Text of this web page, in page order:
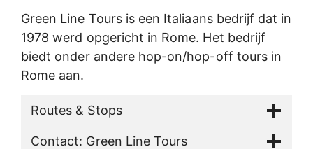
Green Line Tours is een Italiaans bedrijf dat in
1978 werd opgericht in Rome. Het bedrijf
biedt onder andere hop-on/hop-off tours in
Rome aan.
Routes & Stops
Contact: Green Line Tours